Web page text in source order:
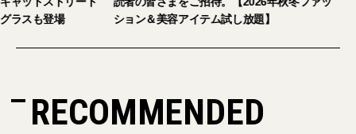
ラスも登場
ション＆美容アイテム試し放題】
RECOMMENDED